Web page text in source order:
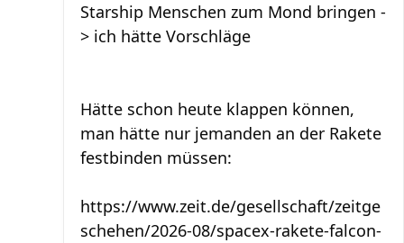
Starship Menschen zum Mond bringen -
> ich hätte Vorschläge
Hätte schon heute klappen können,
man hätte nur jemanden an der Rakete
festbinden müssen:
https://www.zeit.de/gesellschaft/zeitge
schehen/2026-08/spacex-rakete-falcon-